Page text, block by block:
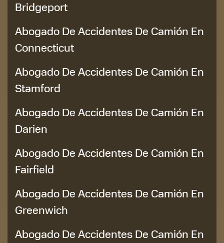
Bridgeport
Abogado De Accidentes De Camión En
Connecticut
Abogado De Accidentes De Camión En
Stamford
Abogado De Accidentes De Camión En
Darien
Abogado De Accidentes De Camión En
Fairfield
Abogado De Accidentes De Camión En
Greenwich
Abogado De Accidentes De Camión En